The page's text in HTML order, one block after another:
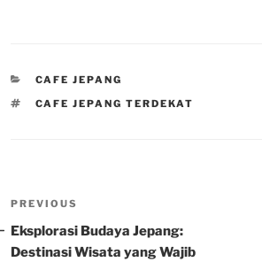
CATEGORIES
CAFE JEPANG
TAGS
CAFE JEPANG TERDEKAT
Post
navigation
Previous
Post
PREVIOUS
Eksplorasi Budaya Jepang:
Destinasi Wisata yang Wajib